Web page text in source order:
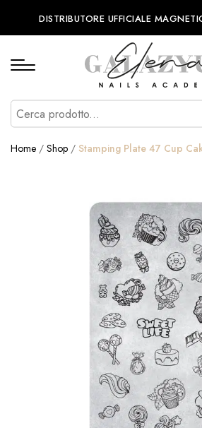
DISTRIBUTORE UFFICIALE
Home / Shop / Stamping Plate 47 Cup